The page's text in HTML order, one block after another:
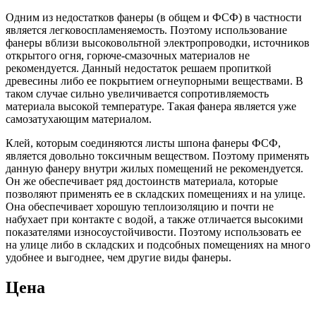
Одним из недостатков фанеры (в общем и ФСФ) в частности
является легковоспламеняемость. Поэтому использование
фанеры вблизи высоковольтной электропроводки, источников
открытого огня, горюче-смазочных материалов не
рекомендуется. Данный недостаток решаем пропиткой
древесины либо ее покрытием огнеупорными веществами. В
таком случае сильно увеличивается сопротивляемость
материала высокой температуре. Такая фанера является уже
самозатухающим материалом.
Клей, которым соединяются листы шпона фанеры ФСФ,
является довольно токсичным веществом. Поэтому применять
данную фанеру внутри жилых помещений не рекомендуется.
Он же обеспечивает ряд достоинств материала, которые
позволяют применять ее в складских помещениях и на улице.
Она обеспечивает хорошую теплоизоляцию и почти не
набухает при контакте с водой, а также отличается высокими
показателями износоустойчивости. Поэтому использовать ее
на улице либо в складских и подсобных помещениях на много
удобнее и выгоднее, чем другие виды фанеры.
Цена